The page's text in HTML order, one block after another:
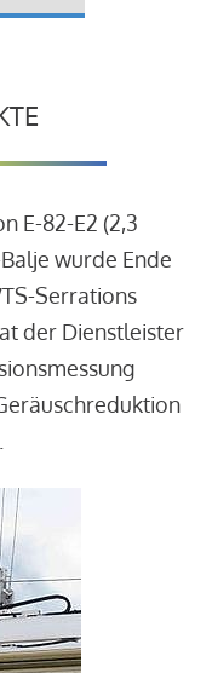
E-82-E2 (2,3
wurde Ende
Serrations
der Dienstleister